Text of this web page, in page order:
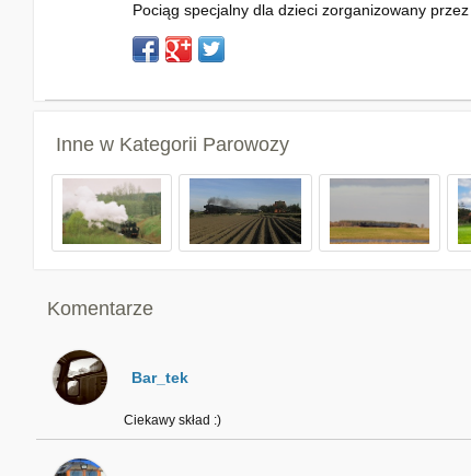
Pociąg specjalny dla dzieci zorganizowany
Inne w Kategorii Parowozy
Komentarze
Bar_tek
Ciekawy skład :)